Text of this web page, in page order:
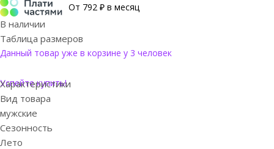
От 792 ₽ в месяц
В наличии
Таблица размеров
Данный товар уже в корзине у 3 человек
Успейте купить!
Характеристики
Вид товара
мужские
Сезонность
Лето